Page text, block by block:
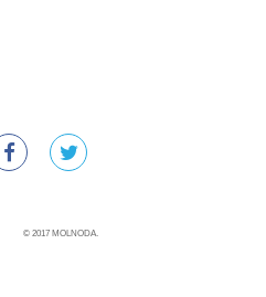
©2017MOLNODA.